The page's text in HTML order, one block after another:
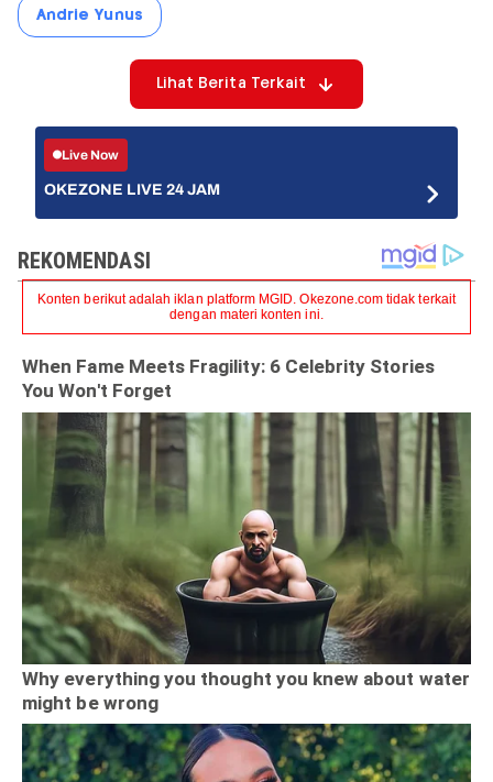
Andrie Yunus
Lihat Berita Terkait
Live Now
OKEZONE LIVE 24 JAM